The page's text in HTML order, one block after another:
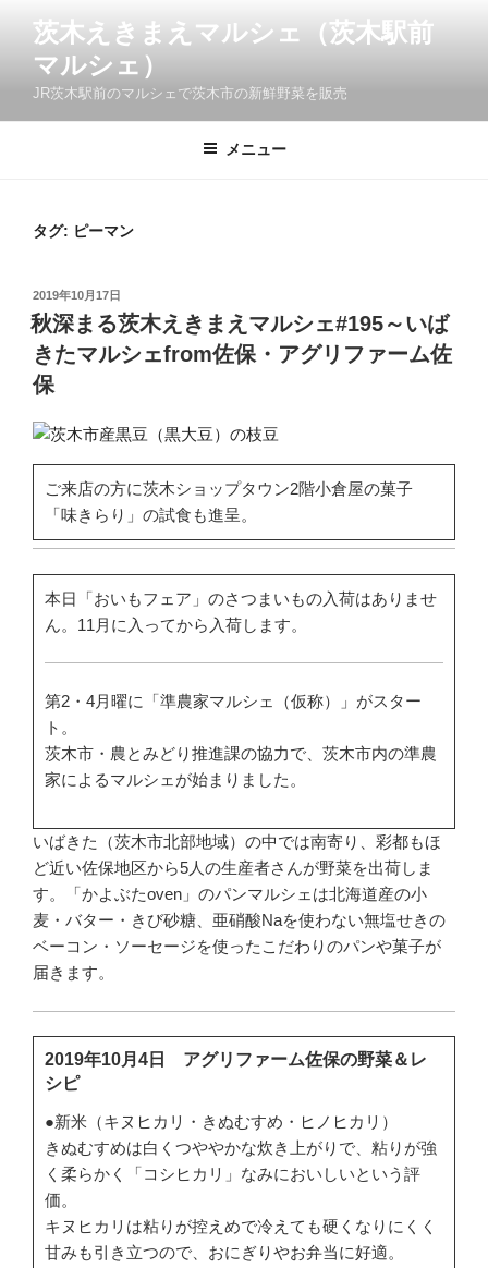
茨木えきまえマルシェ（茨木駅前
マルシェ）
JR茨木駅前のマルシェで茨木市の新鮮野菜を販売
メニュー
タグ: ピーマン
投
稿
日:
2019年10月17日
秋深まる茨木えきまえマルシェ#195～いば
きたマルシェfrom佐保・アグリファーム佐
保
ご来店の方に茨木ショップタウン2階小倉屋の菓子
「味きらり」の試食も進呈。
本日「おいもフェア」のさつまいもの入荷はありませ
ん。11月に入ってから入荷します。
第2・4月曜に「準農家マルシェ（仮称）」がスター
ト。
茨木市・農とみどり推進課の協力で、茨木市内の準農
家によるマルシェが始まりました。
いばきた（茨木市北部地域）の中では南寄り、彩都もほ
ど近い佐保地区から5人の生産者さんが野菜を出荷しま
す。「かよぶたoven」のパンマルシェは北海道産の小
麦・バター・きび砂糖、亜硝酸Naを使わない無塩せきの
ベーコン・ソーセージを使ったこだわりのパンや菓子が
届きます。
2019年10月4日 アグリファーム佐保の野菜＆レ
シピ
●新米（キヌヒカリ・きぬむすめ・ヒノヒカリ）
きぬむすめは白くつややかな炊き上がりで、粘りが強
く柔らかく「コシヒカリ」なみにおいしいという評
価。
キヌヒカリは粘りが控えめで冷えても硬くなりにくく
甘みも引き立つので、おにぎりやお弁当に好適。